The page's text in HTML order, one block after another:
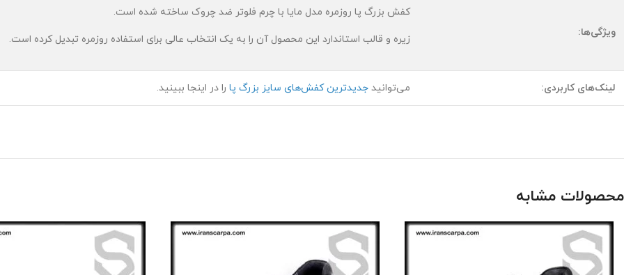
ویژگی‌ها:
کفش بزرگ پا روزمره مدل مایا با چرم فلوتر ضد چروک ساخته شده است.
زیره و قالب استاندارد این محصول آن را به یک انتخاب عالی برای استفاده روزمره تبدیل کرده است.
لینک‌های کاربردی: می‌توانید جدیدترین کفش‌های سایز بزرگ پا را در اینجا ببینید.
محصولات مشابه